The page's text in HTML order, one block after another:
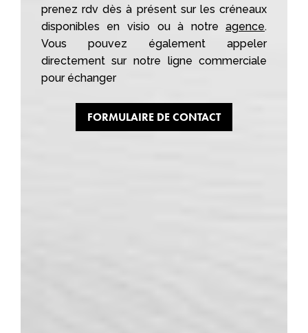
prenez rdv dès à présent sur les créneaux
disponibles en visio ou à notreagence.
Vous pouvez également appeler
directement sur notre ligne commerciale
pour échanger
FORMULAIRE DE CONTACT